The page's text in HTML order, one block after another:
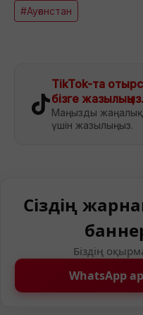
#Ауғанстан
TikTok-та
бізге жазылыңыз.
Маңызды
үшін жазылыңыз.
Сіздің
Біздің
WhatsApp